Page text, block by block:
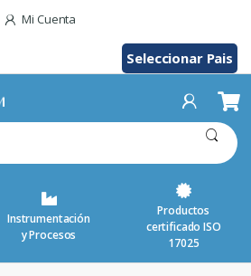
Mi Cuenta
Seleccionar Pais
Instrumentación
y Procesos
Productos
certificado ISO
17025